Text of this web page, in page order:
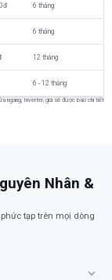
6 tháng
6 tháng
12 tháng
6 - 12 tháng
ngang, Inverter, giá sẽ được báo chi tiết
Nhân &
tạp trên mọi dòng